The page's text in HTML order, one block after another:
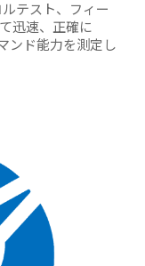
テスト、フィー
迅速、正確に
ンド能力を測定し